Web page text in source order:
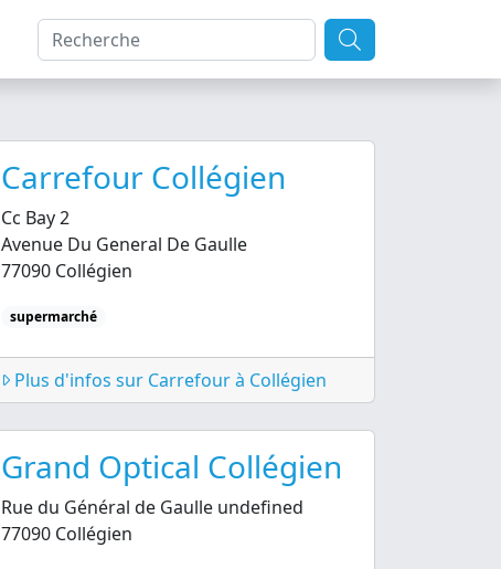
Carrefour Collégien
Cc Bay 2
Avenue Du General De Gaulle
77090 Collégien
supermarché
Plus d'infos sur Carrefour à Collégien
Grand Optical Collégien
Rue du Général de Gaulle undefined
77090 Collégien